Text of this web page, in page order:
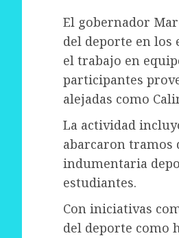
El gobernador
del deporte en los
el trabajo en
participantes
alejadas como
La actividad
abarcaron tramos
indumentaria
estudiantes.
Con iniciativas
del deporte como